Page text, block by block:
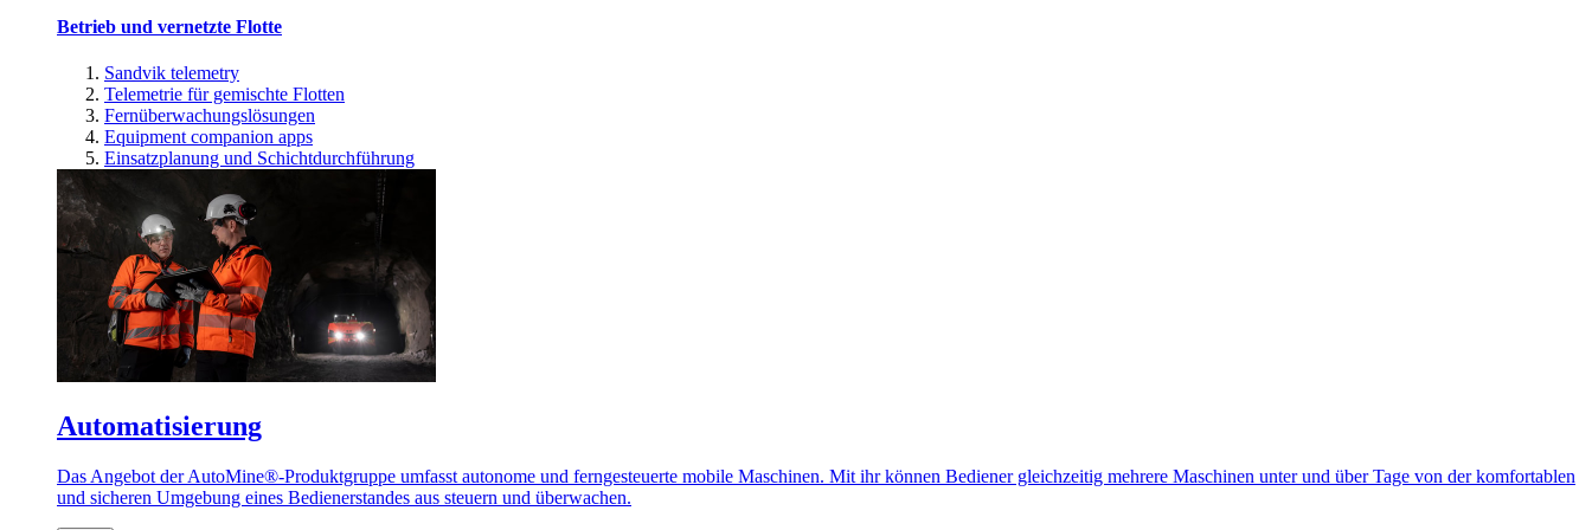
Betrieb und vernetzte Flotte
Sandvik telemetry
Telemetrie für gemischte Flotten
Fernüberwachungslösungen
Equipment companion apps
Einsatzplanung und Schichtdurchführung
Automatisierung
Das Angebot der AutoMine®-Produktgruppe umfasst autonome und ferngesteuerte mobile Maschinen. Mit ihr können Bediener gleichzeitig mehrere Maschinen unter und über Tage von der komfortablen
und sicheren Umgebung eines Bedienerstandes aus steuern und überwachen.